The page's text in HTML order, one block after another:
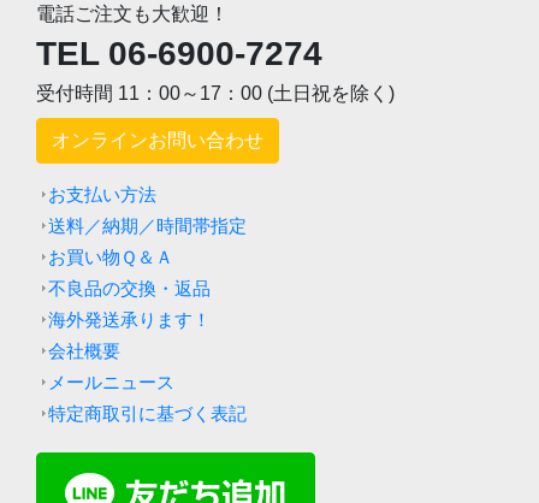
電話ご注文も大歓迎！
TEL 06-6900-7274
受付時間 11：00～17：00 (土日祝を除く)
オンラインお問い合わせ
お支払い方法
送料／納期／時間帯指定
お買い物Ｑ＆Ａ
不良品の交換・返品
海外発送承ります！
会社概要
メールニュース
特定商取引に基づく表記